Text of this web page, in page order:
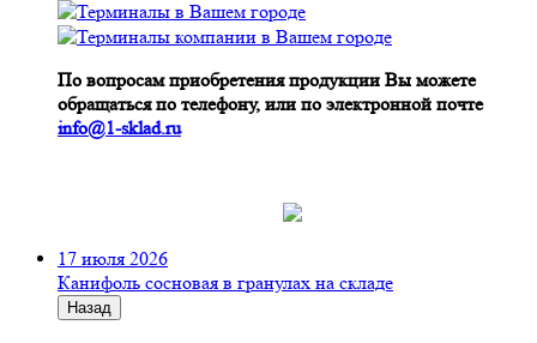
По вопросам приобретения продукции Вы можете
обращаться по телефону, или по электронной почте
info@1-sklad.ru
17 июля 2026
Канифоль сосновая в гранулах на складе
Назад